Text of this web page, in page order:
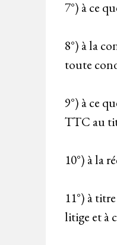
7°) à ce
8°) à la
toute
9°) à ce
TTC au
10°) à la
11°) à
litige et à